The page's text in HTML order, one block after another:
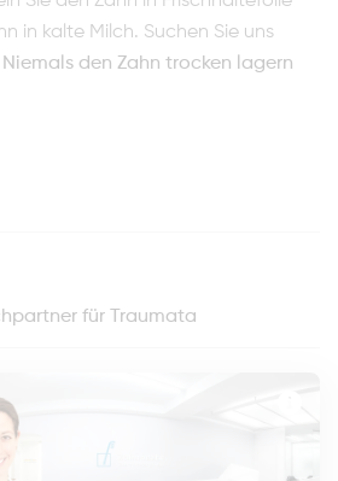
in kalte Milch. Suchen Sie uns
Niemals den Zahn trocken lagern
für Traumata